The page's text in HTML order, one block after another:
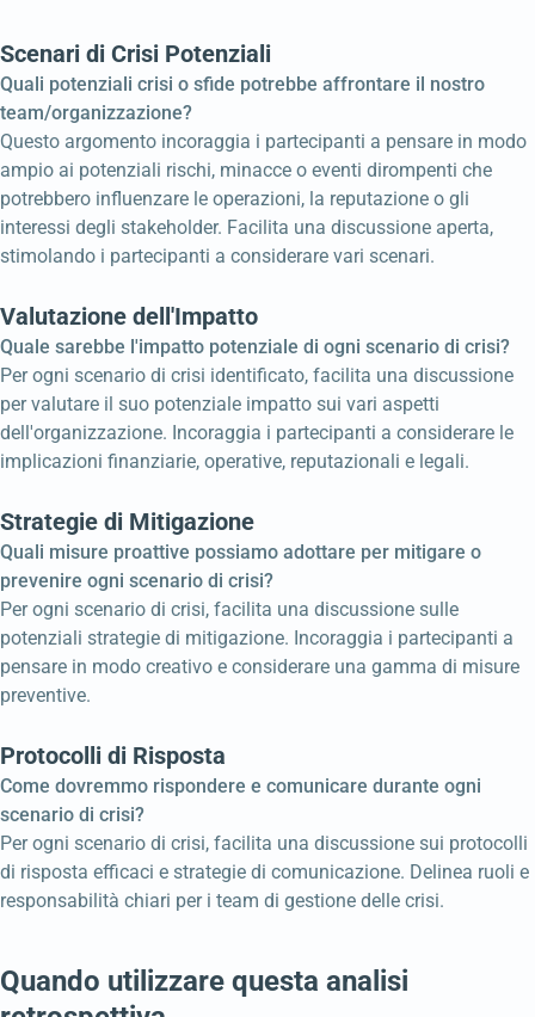
Scenari di Crisi Potenziali
Quali potenziali crisi o sfide potrebbe affrontare il nostro
team/organizzazione?
Questo argomento incoraggia i partecipanti a pensare in modo
ampio ai potenziali rischi, minacce o eventi dirompenti che
potrebbero influenzare le operazioni, la reputazione o gli
interessi degli stakeholder. Facilita una discussione aperta,
stimolando i partecipanti a considerare vari scenari.
Valutazione dell'Impatto
Quale sarebbe l'impatto potenziale di ogni scenario di crisi?
Per ogni scenario di crisi identificato, facilita una discussione
per valutare il suo potenziale impatto sui vari aspetti
dell'organizzazione. Incoraggia i partecipanti a considerare le
implicazioni finanziarie, operative, reputazionali e legali.
Strategie di Mitigazione
Quali misure proattive possiamo adottare per mitigare o
prevenire ogni scenario di crisi?
Per ogni scenario di crisi, facilita una discussione sulle
potenziali strategie di mitigazione. Incoraggia i partecipanti a
pensare in modo creativo e considerare una gamma di misure
preventive.
Protocolli di Risposta
Come dovremmo rispondere e comunicare durante ogni
scenario di crisi?
Per ogni scenario di crisi, facilita una discussione sui protocolli
di risposta efficaci e strategie di comunicazione. Delinea ruoli e
responsabilità chiari per i team di gestione delle crisi.
Quando utilizzare questa analisi